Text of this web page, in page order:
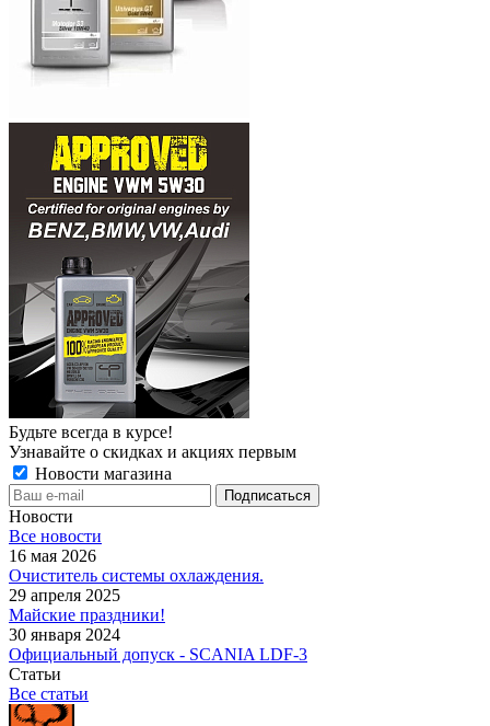
Будьте всегда в курсе!
Узнавайте о скидках и акциях первым
Новости магазина
Новости
Все новости
16 мая 2026
Очиститель системы охлаждения.
29 апреля 2025
Майские праздники!
30 января 2024
Официальный допуск - SCANIA LDF-3
Статьи
Все статьи